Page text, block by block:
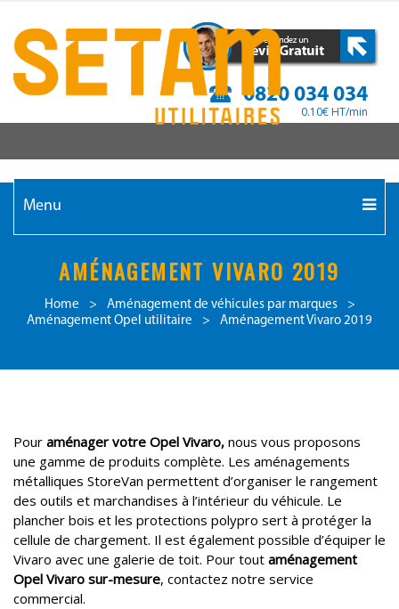
0820 034 034
0.10€ HT/min
Menu
AMÉNAGEMENT VIVARO 2019
Home > Aménagement de véhicules par marques
>
Aménagement Opel utilitaire
> Aménagement Vivaro 2019
Pour aménager votre Opel Vivaro, nous vous proposons
une gamme de produits complète. Les aménagements
métalliques StoreVan permettent d’organiser le rangement
des outils et marchandises à l’intérieur du véhicule. Le
plancher bois et les protections polypro sert à protéger la
cellule de chargement. Il est également possible d’équiper le
Vivaro avec une galerie de toit. Pour tout aménagement
Opel Vivaro sur-mesure, contactez notre service
commercial.